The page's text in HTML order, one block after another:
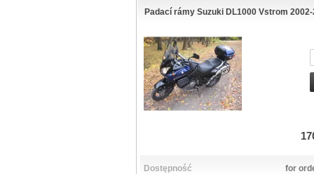
Padací rámy Suzuki DL1000 Vstrom
Dostępność for